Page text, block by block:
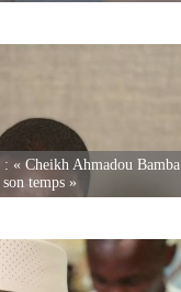
« Cheikh Ahmadou Bamba
temps »